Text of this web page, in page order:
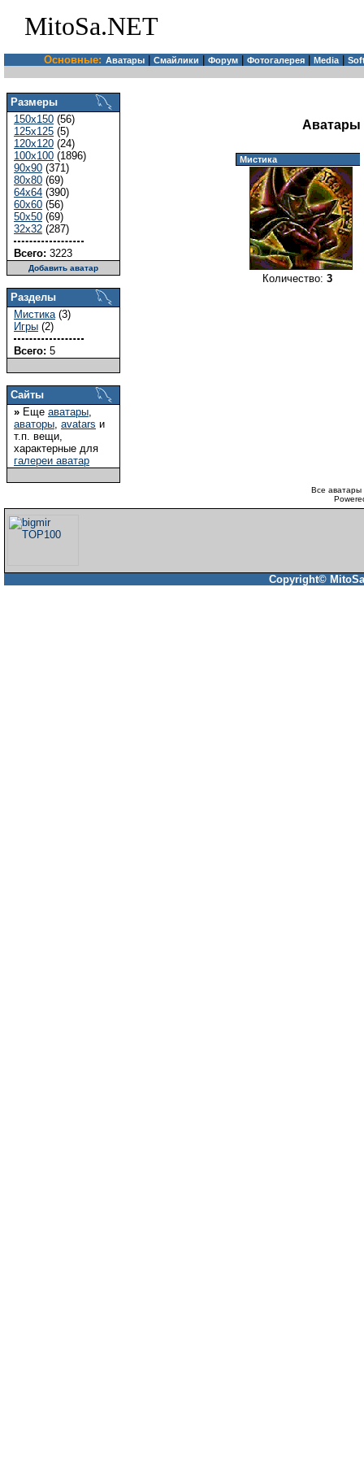
MitoSa.NET
Основные: Аватары Смайлики Форум Фотогалерея Media|
Размеры
150x150 (56)
125x125 (5)
120x120 (24)
100x100 (1896)
90x90 (371)
80x80 (69)
64x64 (390)
60x60 (56)
50x50 (69)
32x32 (287)
Всего: 3223
Добавить аватар
Разделы
Мистика(3)
Игры (2)
Всего: 5
Сайты
» Еще аватары,
аваторы, avatars и
т.п. вещи,
характерные для
галереи аватар
Аватары
Мистика
Количество: 3
Все аватары
Copyright©